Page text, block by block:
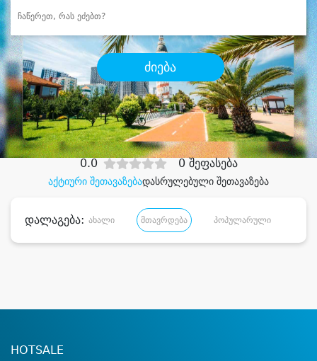
ძიება
შეიძინესასურველი მომსახურება
დიდი დანაზოგით
აქტიური შეთავაზებადასრულებული შეთავაზება
0.0 0 შეფასება
დალაგება: ახალი მთავრდება პოპულარული
HOTSALE